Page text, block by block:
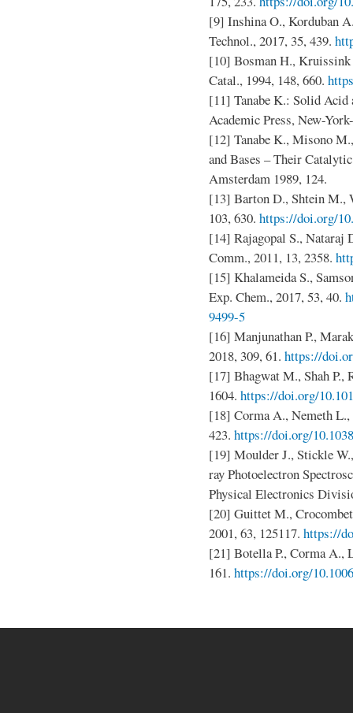
[9] Inshina O., Korduban
Technol., 2017, 35, 439.
[10] Bosman H., Kruissink
Catal., 1994, 148, 660.
[11] Tanabe K.: Solid Acid
Academic Press, New-
[12] Tanabe K., Misono
and Bases – Their
Amsterdam 1989, 124.
[13] Barton D., Shtein M.,
103, 630. https://doi.org/
[14] Rajagopal S., Nataraj
Comm., 2011, 13, 2358.
[15] Khalameida S.,
Exp. Chem., 2017, 53, 40.
9499-5
[16] Manjunathan P.,
2018, 309, 61. https://
[17] Bhagwat M., Shah P.,
1604. https://doi.org/
[18] Corma A., Nemeth L.,
423. https://doi.org/
[19] Moulder J., Stickle
ray Photoelectron
Physical Electronics
[20] Guittet M.,
2001, 63, 125117. https://
[21] Botella P., Corma A.,
161. https://doi.org/